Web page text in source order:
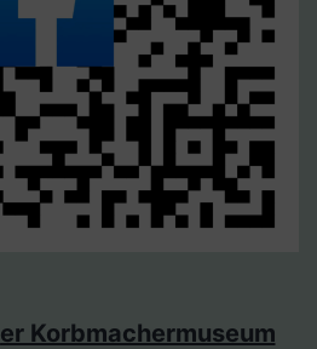
Korbmachermuseum